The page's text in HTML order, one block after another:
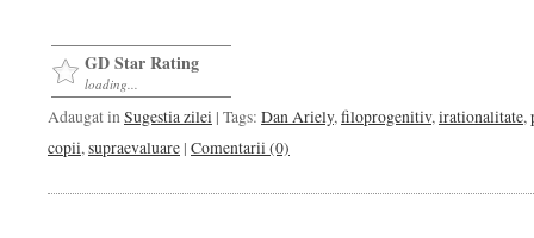
GD Star Rating
loading...
Adaugat inSugestia zilei | Tags: Dan Ariely,filoprogenitiv,irationalitate,
copii,supraevaluare | Comentarii (0)